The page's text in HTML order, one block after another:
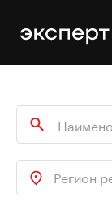
Регион